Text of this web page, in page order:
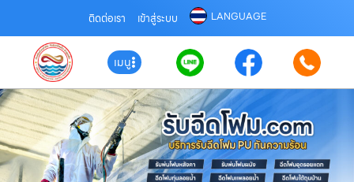
ติดต่อเรา เข้าสู่ระบบ LANGUAGE
เมนู